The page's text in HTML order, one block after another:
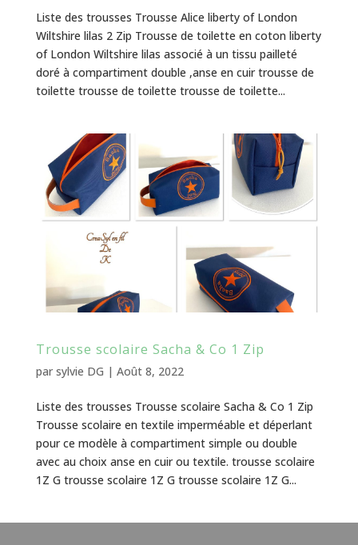
Liste des trousses Trousse Alice liberty of London
Wiltshire lilas 2 Zip Trousse de toilette en coton liberty
of London Wiltshire lilas associé à un tissu pailleté
doré à compartiment double ,anse en cuir trousse de
toilette trousse de toilette trousse de toilette...
Trousse scolaire Sacha & Co 1 Zip
par sylvie DG | Août 8, 2022
Liste des trousses Trousse scolaire Sacha & Co 1 Zip
Trousse scolaire en textile imperméable et déperlant
pour ce modèle à compartiment simple ou double
avec au choix anse en cuir ou textile. trousse scolaire
1Z G trousse scolaire 1Z G trousse scolaire 1Z G...